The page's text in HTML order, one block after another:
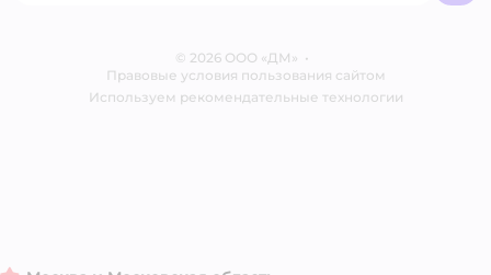
Блог
© 2026 ООО «ДМ» •
Правовые условия пользования сайтом
Используем рекомендательные технологии